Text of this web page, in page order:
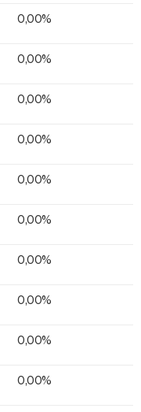
0,00%
0,00%
0,00%
0,00%
0,00%
0,00%
0,00%
0,00%
0,00%
0,00%